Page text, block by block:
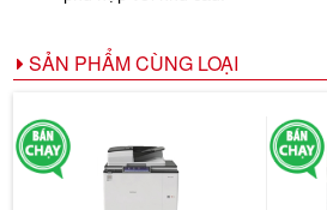
SẢN PHẨM CÙNG LOẠI